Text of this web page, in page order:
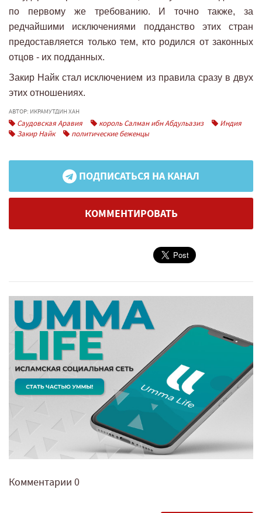
по первому же требованию. И точно также, за
редчайшими исключениями подданство этих стран
предоставляется только тем, кто родился от законных
отцов - их подданных.
Закир Найк стал исключением из правила сразу в двух
этих отношениях.
АВТОР: ИКРАМУТДИН ХАН
Саудовская Аравия король Салман ибн Абдульазиз
Индия
Закир Найк
политические беженцы
ПОДПИСАТЬСЯ НА КАНАЛ
КОММЕНТИРОВАТЬ
Комментарии 0